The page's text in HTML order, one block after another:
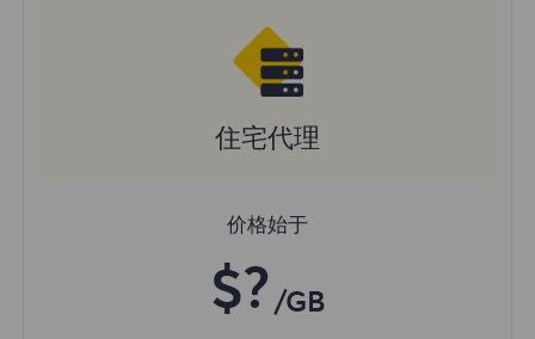
住宅代理
价格始于
$? /GB